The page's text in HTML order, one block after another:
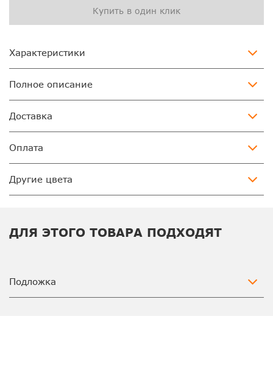
Купить в один клик
Характеристики
Полное описание
Доставка
Оплата
Другие цвета
ДЛЯ ЭТОГО ТОВАРА ПОДХОДЯТ
Подложка